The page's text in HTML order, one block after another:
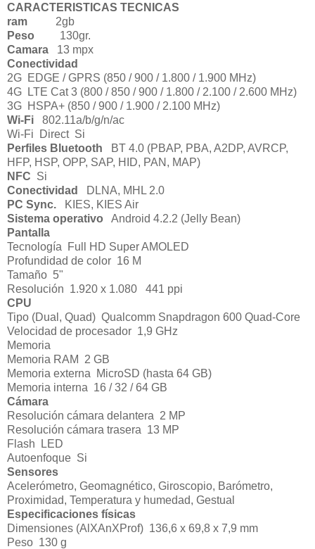
CARACTERISTICAS TECNICAS
ram 2gb
Peso
130gr.
Camara 13 mpx
Conectividad
2G EDGE / GPRS (850 / 900 / 1.800 / 1.900 MHz)
4G
LTE Cat 3 (800 / 850 / 900 / 1.800 / 2.100 / 2.600 MHz)
3G HSPA+ (850 / 900 / 1.900 / 2.100 MHz)
Wi-Fi
802.11a/b/g/n/ac
Wi-Fi Direct Si
Perfiles Bluetooth
BT 4.0 (PBAP, PBA, A2DP, AVRCP,
HFP, HSP, OPP, SAP, HID, PAN, MAP)
NFC Si
Conectividad
DLNA, MHL 2.0
PC Sync.
KIES, KIES Air
Sistema operativo
Android 4.2.2 (Jelly Bean)
Pantalla
Tecnología
Full HD Super AMOLED
Profundidad de color 16 M
Tamaño 5"
Resolución 1.920 x 1.080
441 ppi
CPU
Tipo (Dual, Quad) Qualcomm Snapdragon 600 Quad-Core
Velocidad de procesador 1,9 GHz
Memoria
Memoria RAM
2 GB
Memoria externa
MicroSD (hasta 64 GB)
Memoria interna 16 / 32 / 64 GB
Cámara
Resolución cámara delantera 2 MP
Resolución cámara trasera 13 MP
Flash
LED
Autoenfoque Si
Sensores
Acelerómetro, Geomagnético, Giroscopio, Barómetro,
Proximidad, Temperatura y humedad, Gestual
Especificaciones físicas
Dimensiones (AlXAnXProf) 136,6 x 69,8 x 7,9 mm
Peso 130 g